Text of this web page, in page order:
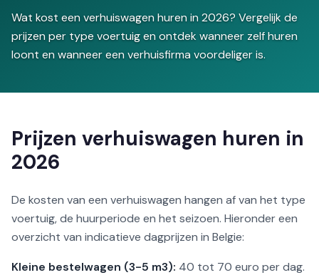
Wat kost een verhuiswagen huren in 2026? Vergelijk de
prijzen per type voertuig en ontdek wanneer zelf huren
loont en wanneer een verhuisfirma voordeliger is.
Prijzen verhuiswagen huren in
2026
De kosten van een verhuiswagen hangen af van het type
voertuig, de huurperiode en het seizoen. Hieronder een
overzicht van indicatieve dagprijzen in Belgie:
Kleine bestelwagen (3-5 m3): 40 tot 70 euro per dag.